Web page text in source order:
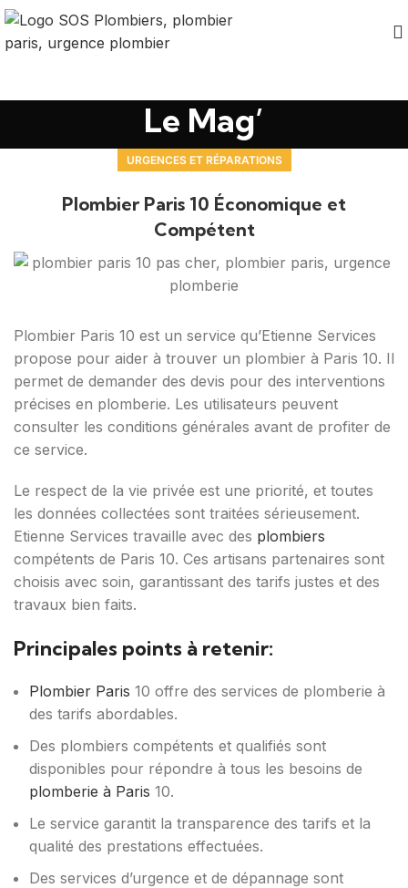
Le Mag’
URGENCES ET RÉPARATIONS
Plombier Paris 10 Économique et
Compétent
Plombier Paris 10 est un service qu’Etienne Services
propose pour aider à trouver un plombier à Paris 10. Il
permet de demander des devis pour des interventions
précises en plomberie. Les utilisateurs peuvent
consulter les conditions générales avant de profiter de
ce service.
Le respect de la vie privée est une priorité, et toutes
les données collectées sont traitées sérieusement.
Etienne Services travaille avec des plombiers
compétents de Paris 10. Ces artisans partenaires sont
choisis avec soin, garantissant des tarifs justes et des
travaux bien faits.
Principales points à retenir:
Plombier Paris 10 offre des services de plomberie à
des tarifs abordables.
Des plombiers compétents et qualifiés sont
disponibles pour répondre à tous les besoins de
plomberie à Paris 10.
Le service garantit la transparence des tarifs et la
qualité des prestations effectuées.
Des services d’urgence et de dépannage sont